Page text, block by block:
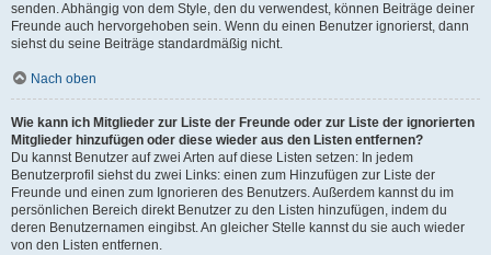
senden. Abhängig von dem Style, den du verwendest, können Beiträge deiner
Freunde auch hervorgehoben sein. Wenn du einen Benutzer ignorierst, dann
siehst du seine Beiträge standardmäßig nicht.
Nach oben
Wie kann ich Mitglieder zur Liste der Freunde oder zur Liste der ignorierten
Mitglieder hinzufügen oder diese wieder aus den Listen entfernen?
Du kannst Benutzer auf zwei Arten auf diese Listen setzen: In jedem
Benutzerprofil siehst du zwei Links: einen zum Hinzufügen zur Liste der
Freunde und einen zum Ignorieren des Benutzers. Außerdem kannst du im
persönlichen Bereich direkt Benutzer zu den Listen hinzufügen, indem du
deren Benutzernamen eingibst. An gleicher Stelle kannst du sie auch wieder
von den Listen entfernen.